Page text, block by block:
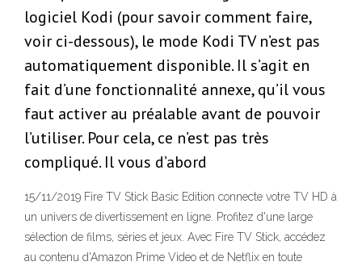
logiciel Kodi (pour savoir comment faire,
voir ci-dessous), le mode Kodi TV n’est pas
automatiquement disponible. Il s’agit en
fait d’une fonctionnalité annexe, qu’il vous
faut activer au préalable avant de pouvoir
l’utiliser. Pour cela, ce n’est pas très
compliqué. Il vous d’abord
15/11/2019 Fire TV Stick Basic Edition connecte votre TV HD à
un univers de divertissement en ligne. Profitez d'une large
sélection de films, séries et jeux. Avec Fire TV Stick, accédez
au contenu d'Amazon Prime Video et de Netflix en toute